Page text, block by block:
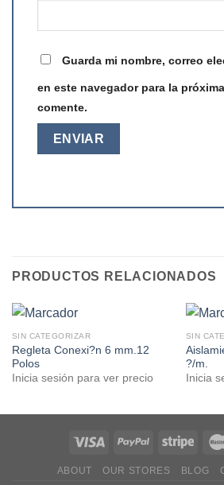
Guarda mi nombre, correo
en este navegador para la
comente.
PRODUCTOS RELACIONADOS
SIN CATEGORIZAR
Regleta Conexi?n 6 mm.12
Polos
Inicia sesión para ver precio
SIN
?/m.
Inicia
ABOUT OUR STORES BLOG